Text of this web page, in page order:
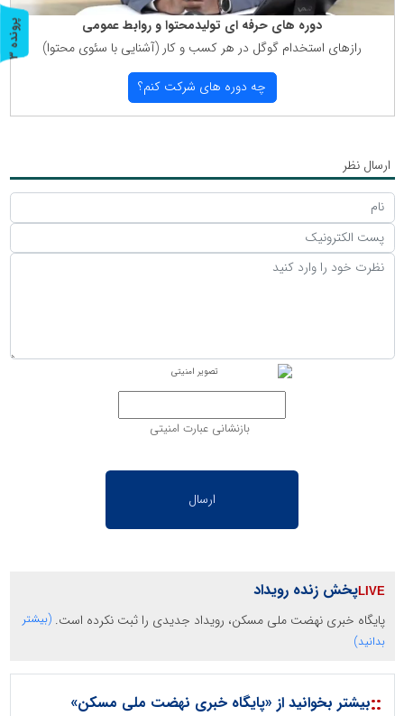
دوره های حرفه ای تولیدمحتوا و روابط عمومی
رازهای استخدام گوگل در هر كسب و كار (آشنایی با سئوی محتوا)
چه دوره های شركت كنم؟
ارسال نظر
بازنشانی عبارت امنیتی
پخش زنده رویداد
پایگاه خبری نهضت ملی مسکن، رویداد جدیدی را ثبت نکرده است. (بیشتر
بدانید)
::بیشتر بخوانید از «پایگاه خبری نهضت ملی مسکن»
پ
ر
و
ن
د
ه
3